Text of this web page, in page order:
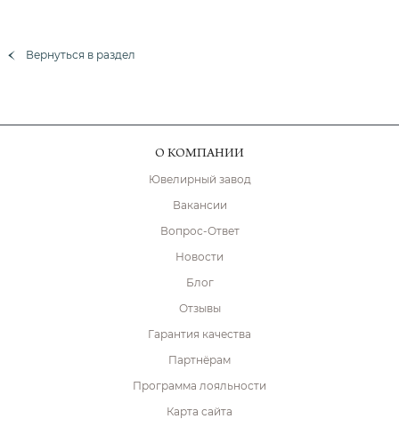
Вернуться в раздел
О КОМПАНИИ
Ювелирный завод
Вакансии
Вопрос-Ответ
Новости
Блог
Отзывы
Гарантия качества
Партнёрам
Программа лояльности
Карта сайта